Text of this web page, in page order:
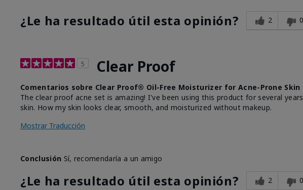
¿Le ha resultado útil esta opinión? 2 0
5 Clear Proof
Comentarios sobre Clear Proof® Oil-Free Moisturizer for Acne-Prone Skin
The clear proof acne set is amazing! I've been using this product for several
skin. How my skin looks clear, smooth, and moisturized without makeup.
Mostrar Traducción
Conclusión Sí, recomendaría a un amigo
¿Le ha resultado útil esta opinión? 2 0